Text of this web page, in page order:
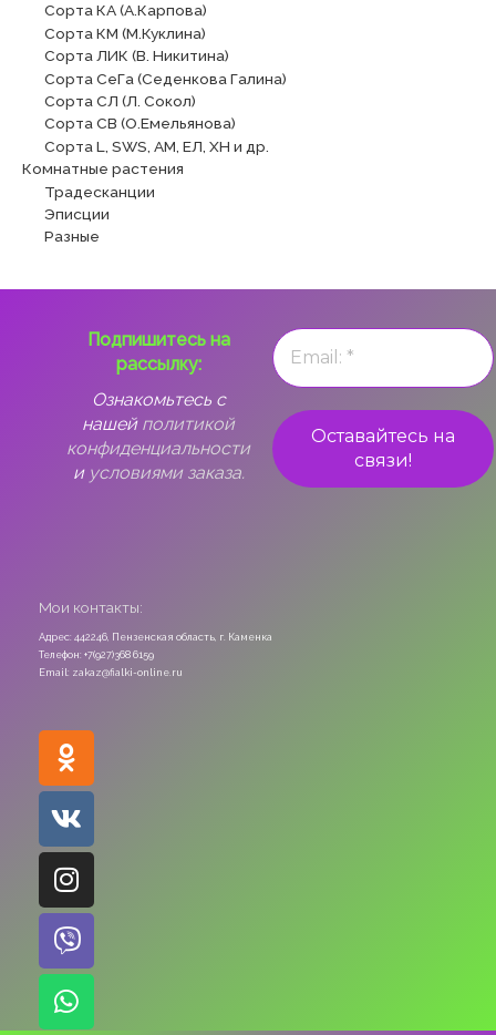
Сорта КА (А.Карпова)
Сорта КМ (М.Куклина)
Сорта ЛИК (В. Никитина)
Сорта СеГа (Седенкова Галина)
Сорта СЛ (Л. Сокол)
Сорта СВ (О.Емельянова)
Сорта L, SWS, АМ, ЕЛ, ХН и др.
Комнатные растения
Традесканции
Эписции
Разные
Подпишитесь на
рассылку:
Ознакомьтесь с
нашей политикой
конфиденциальности
и условиями заказа.
Мои контакты:
Адрес: 442246, Пензенская область, г. Каменка
Телефон: +7(927)368 6159
Email: zakaz@fialki-online.ru
Odnoklassniki
Vk
Instagram
Viber
Whatsapp